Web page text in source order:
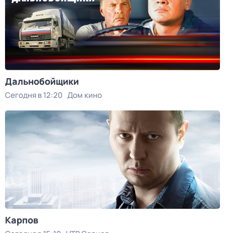
Дальнобойщики
Сегодня в 12:20 Дом кино
Карпов